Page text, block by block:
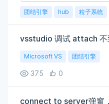
团结引擎 hub 粒子系统
Microsoft VS 团结引擎
375 0
connect to server弹窗